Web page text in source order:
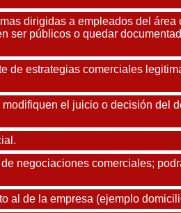
dirigidas a empleados del área
ser públicos o quedar
de estrategias comerciales
el juicio o decisión del
negociaciones comerciales;
al de la empresa (ejemplo